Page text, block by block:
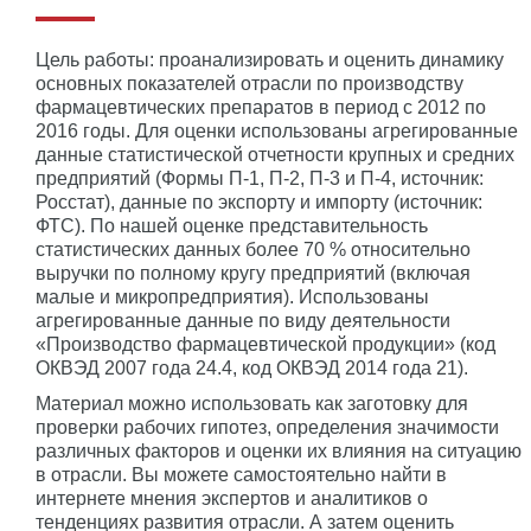
Цель работы: проанализировать и оценить динамику
основных показателей отрасли по производству
фармацевтических препаратов в период с 2012 по
2016 годы. Для оценки использованы агрегированные
данные статистической отчетности крупных и средних
предприятий (Формы П-1, П-2, П-3 и П-4, источник:
Росстат), данные по экспорту и импорту (источник:
ФТС). По нашей оценке представительность
статистических данных более 70 % относительно
выручки по полному кругу предприятий (включая
малые и микропредприятия). Использованы
агрегированные данные по виду деятельности
«Производство фармацевтической продукции» (код
ОКВЭД 2007 года 24.4, код ОКВЭД 2014 года 21).
Материал можно использовать как заготовку для
проверки рабочих гипотез, определения значимости
различных факторов и оценки их влияния на ситуацию
в отрасли. Вы можете самостоятельно найти в
интернете мнения экспертов и аналитиков о
тенденциях развития отрасли. А затем оценить